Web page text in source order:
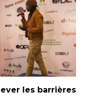
les barrières